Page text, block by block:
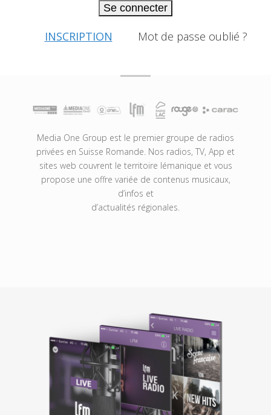
Se connecter
INSCRIPTION Mot de passe oublié ?
Media One Group est le premier groupe de radios
privées en Suisse Romande. Nos radios, TV, App et
sites web couvrent le territoire lémanique et vous
propose une offre variée de contenus musicaux,
d’infos et
d’actualités régionales.